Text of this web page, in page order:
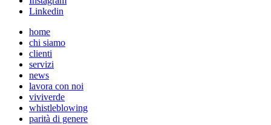
Linkedin
home
chi siamo
clienti
servizi
news
lavora con noi
viviverde
whistleblowing
parità di genere